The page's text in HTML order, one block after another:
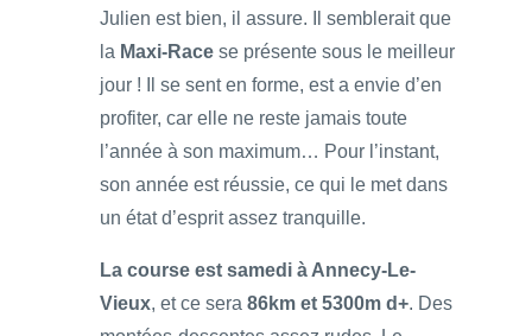
Julien est bien, il assure. Il semblerait que
la Maxi-Race se présente sous le meilleur
jour ! Il se sent en forme, est a envie d’en
profiter, car elle ne reste jamais toute
l’année à son maximum… Pour l’instant,
son année est réussie, ce qui le met dans
un état d’esprit assez tranquille.
La course est samedi à Annecy-Le-
Vieux, et ce sera 86km et 5300m d+. Des